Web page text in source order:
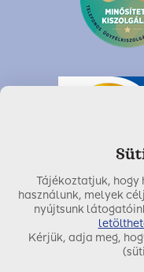
Utolsó
Tájékoztatjuk,
használunk, melyek
nyújtsunk
Kérjük, adja meg,